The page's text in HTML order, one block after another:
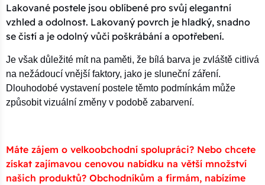
Lakované postele jsou oblíbené pro svůj elegantní
vzhled a odolnost. Lakovaný povrch je hladký, snadno
se čistí a je odolný vůči poškrábání a opotřebení.
Je však důležité mít na paměti, že bílá barva je zvláště citlivá
na nežádoucí vnější faktory, jako je sluneční záření.
Dlouhodobé vystavení postele těmto podmínkám může
způsobit vizuální změny v podobě zabarvení.
Máte zájem o velkoobchodní spolupráci? Nebo chcete
získat zajímavou cenovou nabídku na větší množství
našich produktů? Obchodníkům a firmám, nabízíme